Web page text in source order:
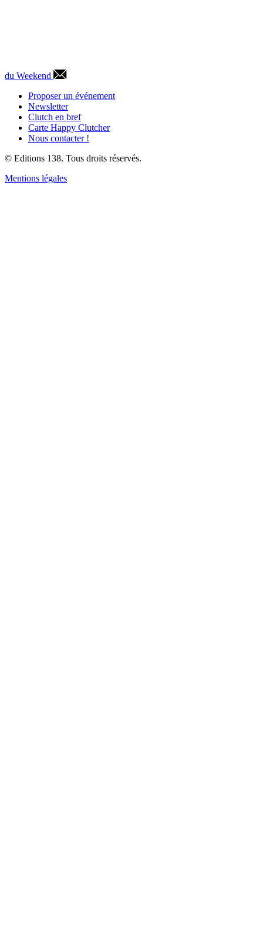
du Weekend
Proposer un événement
Newsletter
Clutch en bref
Carte Happy Clutcher
Nous contacter !
© Editions 138. Tous droits réservés.
Mentions légales